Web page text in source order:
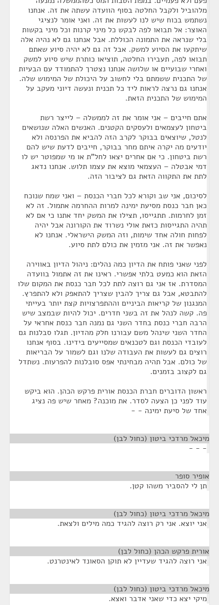
מלהוביל ולקבל החלטה בסוף הוועדה עשתה את זה. אנחנו
נשתמש בכוח שיש לנו לעשות את זה. ואני אומר לנציגי
האוצר: אל תבואו לפה לבקש כל מיני קרנות וכל מיני בקשות
בלי שנראה את התמונה הכוללת. אבל אנחנו גם לא נהיה אלה
שיתקעו את הסיוע למשק. אבל זה גם לא יהיה סיוע שאתם
תבואו לפה, תעבירו החלטה, תוציאו כותרת שיש סיוע למשק
ואחרי שבועיים או שלושה אנחנו נצטרך להתמודד עם הבעיות
של התכנית ששמתם בלי לחשוב על היכולת של המימוש שלה.
אנחנו גם נרצה לראות ליד כל תכנית ונעשה דיוני מעקב על
המימוש של התכנית הזאת.
אתם חייבים – אני אומר את זה לממשלה – לייצר רשת
ביטחון לעצמאים ולעסקים הקטנים. האנשים האלה שנושאים
לנטל, שיוצאים בבוקר לקרב הזה להביא את הפרנסה ולא
יודעים מה יקרה איתם מחר בבוקר, חייבים לדעת שיש להם
רשת ביטחון. כי אם אחרים יצאו לחל"ת או מי שמפוטר יש לו
דמי אבטלה – העצמאי מוצא את עצמו תלוש. אנחנו נדאג
לתת את התקווה הזאת גם לציבור הזה.
לסיכום, אני שב וקורא לכל חברי הכנסת – ואני שמח שנוכח
כאן חבר כנסת מסיעת ימינה למרות ההחרמה אתמול. זה לא
זמן לחרמות. תתגייסו, תצילו את המשק יחד אתנו כי אם לא
תהיה התגייסות כזאת אולי נשרוד את הקורונה אבל יהיה
לפחות חולה אחד שימות, וזה המשק הישראלי. אנחנו לא
נאפשר את זה. אני מזמין את כולם לתת סיוע.
לפני שאני פותח את הדיון כמה נהלים: ניהול הדיון באווירה
הזאת הוא כמעט בלתי אפשרי. ראינו את זה אתמול בוועדה
המסדרת. אז אני גם רוצה לתת לכל חבר כנסת את המקום שלו
להתבטא, אבל גם צריך להבין שצריך להתאפק ולא להתפרץ.
המנגנון של קריאות הביניים וההתפרצויות קצת יותר בעייתי
פה. קשה לנהל את זה בשני חדרים. יכול להיות שבמצב שיש
הרבה חברי כנסת בחדר השני גם נמנה חבר כנסת אחראי על
החדר השני שינהל משם עבורנו חלק מהדיון. תגלו סבלנות גם
לעובדי הכנסת וגם לטכנאים שמסייעים בידינו. בסוף אנחנו
רוצים גם לעשות את העבודה שלנו וגם לשמור על הבריאות
של כולם. אבל תהיה מבחינתי אפס סובלנות להפרעות. נשתדל
גם לקצוב בזמנים.
ראשון הדוברים חברת הכנסת אורית פרקש הכהן. הוא ביקש
עוד לפני כן הצעה לסדר. את מוכנה? מאחר שיש פה נציג
אחד של סיעת ימינה - -
מיכאל מרדכי ביטון (כחול לבן)
- - -
אופיר סופר
תן לי להסביר משהו קטן.
מיכאל מרדכי ביטון (כחול לבן)
אני יוצא. אני רק רוצה להגיד כמה מילים ולצאת.
אורית פרקש הכהן (כחול לבן)
אני רוצה להגיד שעדיין לא תוקן הסאונד לאינטרנט.
מיכאל מרדכי ביטון (כחול לבן)
מיקי יצא כדי שאני אדבר ואצא.